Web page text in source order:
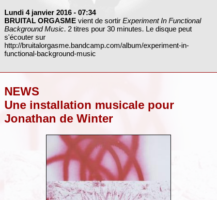
Lundi 4 janvier 2016 - 07:34
BRUITAL ORGASMEvient de sortir Experiment In Functional
Background Music. 2 titres pour 30 minutes. Le disque peut
s'écouter sur
http://bruitalorgasme.bandcamp.com/album/experiment-in-
functional-background-music
NEWS
Une installation musicale pour
Jonathan de Winter